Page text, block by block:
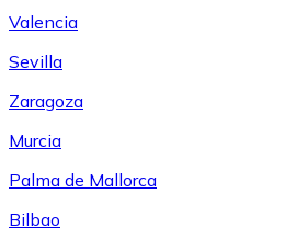
Valencia
Sevilla
Zaragoza
Murcia
Palma de Mallorca
Bilbao